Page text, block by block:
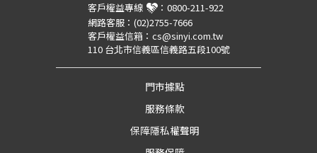
客戶權益專線 ： 0800-211-922
網路客服： (02)2755-7666
客戶權益信箱： cs@sinyi.com.tw
110 台北市信義區信義路五段100號
門市據點
服務條款
保障隱私權聲明